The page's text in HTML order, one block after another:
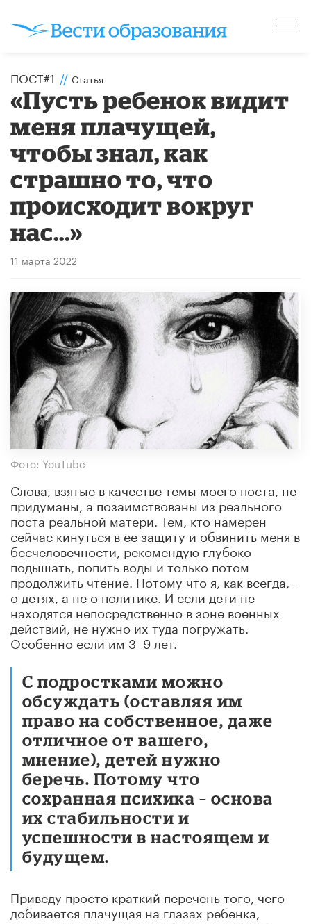
ПОСТ#1 // Статья
«Пусть ребенок видит
меня плачущей,
чтобы знал, как
страшно то, что
происходит вокруг
нас...»
11 марта 2022
Фото: YouTube
Слова, взятые в качестве темы моего поста, не
придуманы, а позаимствованы из реального
поста реальной матери. Тем, кто намерен
сейчас кинуться в ее защиту и обвинить меня в
бесчеловечности, рекомендую глубоко
подышать, попить воды и только потом
продолжить чтение. Потому что я, как всегда, –
о детях, а не о политике. И если дети не
находятся непосредственно в зоне военных
действий, не нужно их туда погружать.
Особенно если им 3–9 лет.
С подростками можно
обсуждать (оставляя им
право на собственное, даже
отличное от вашего,
мнение), детей нужно
беречь. Потому что
сохранная психика – основа
их стабильности и
успешности в настоящем и
будущем.
Приведу просто краткий перечень того, чего
добивается плачущая на глазах ребенка,